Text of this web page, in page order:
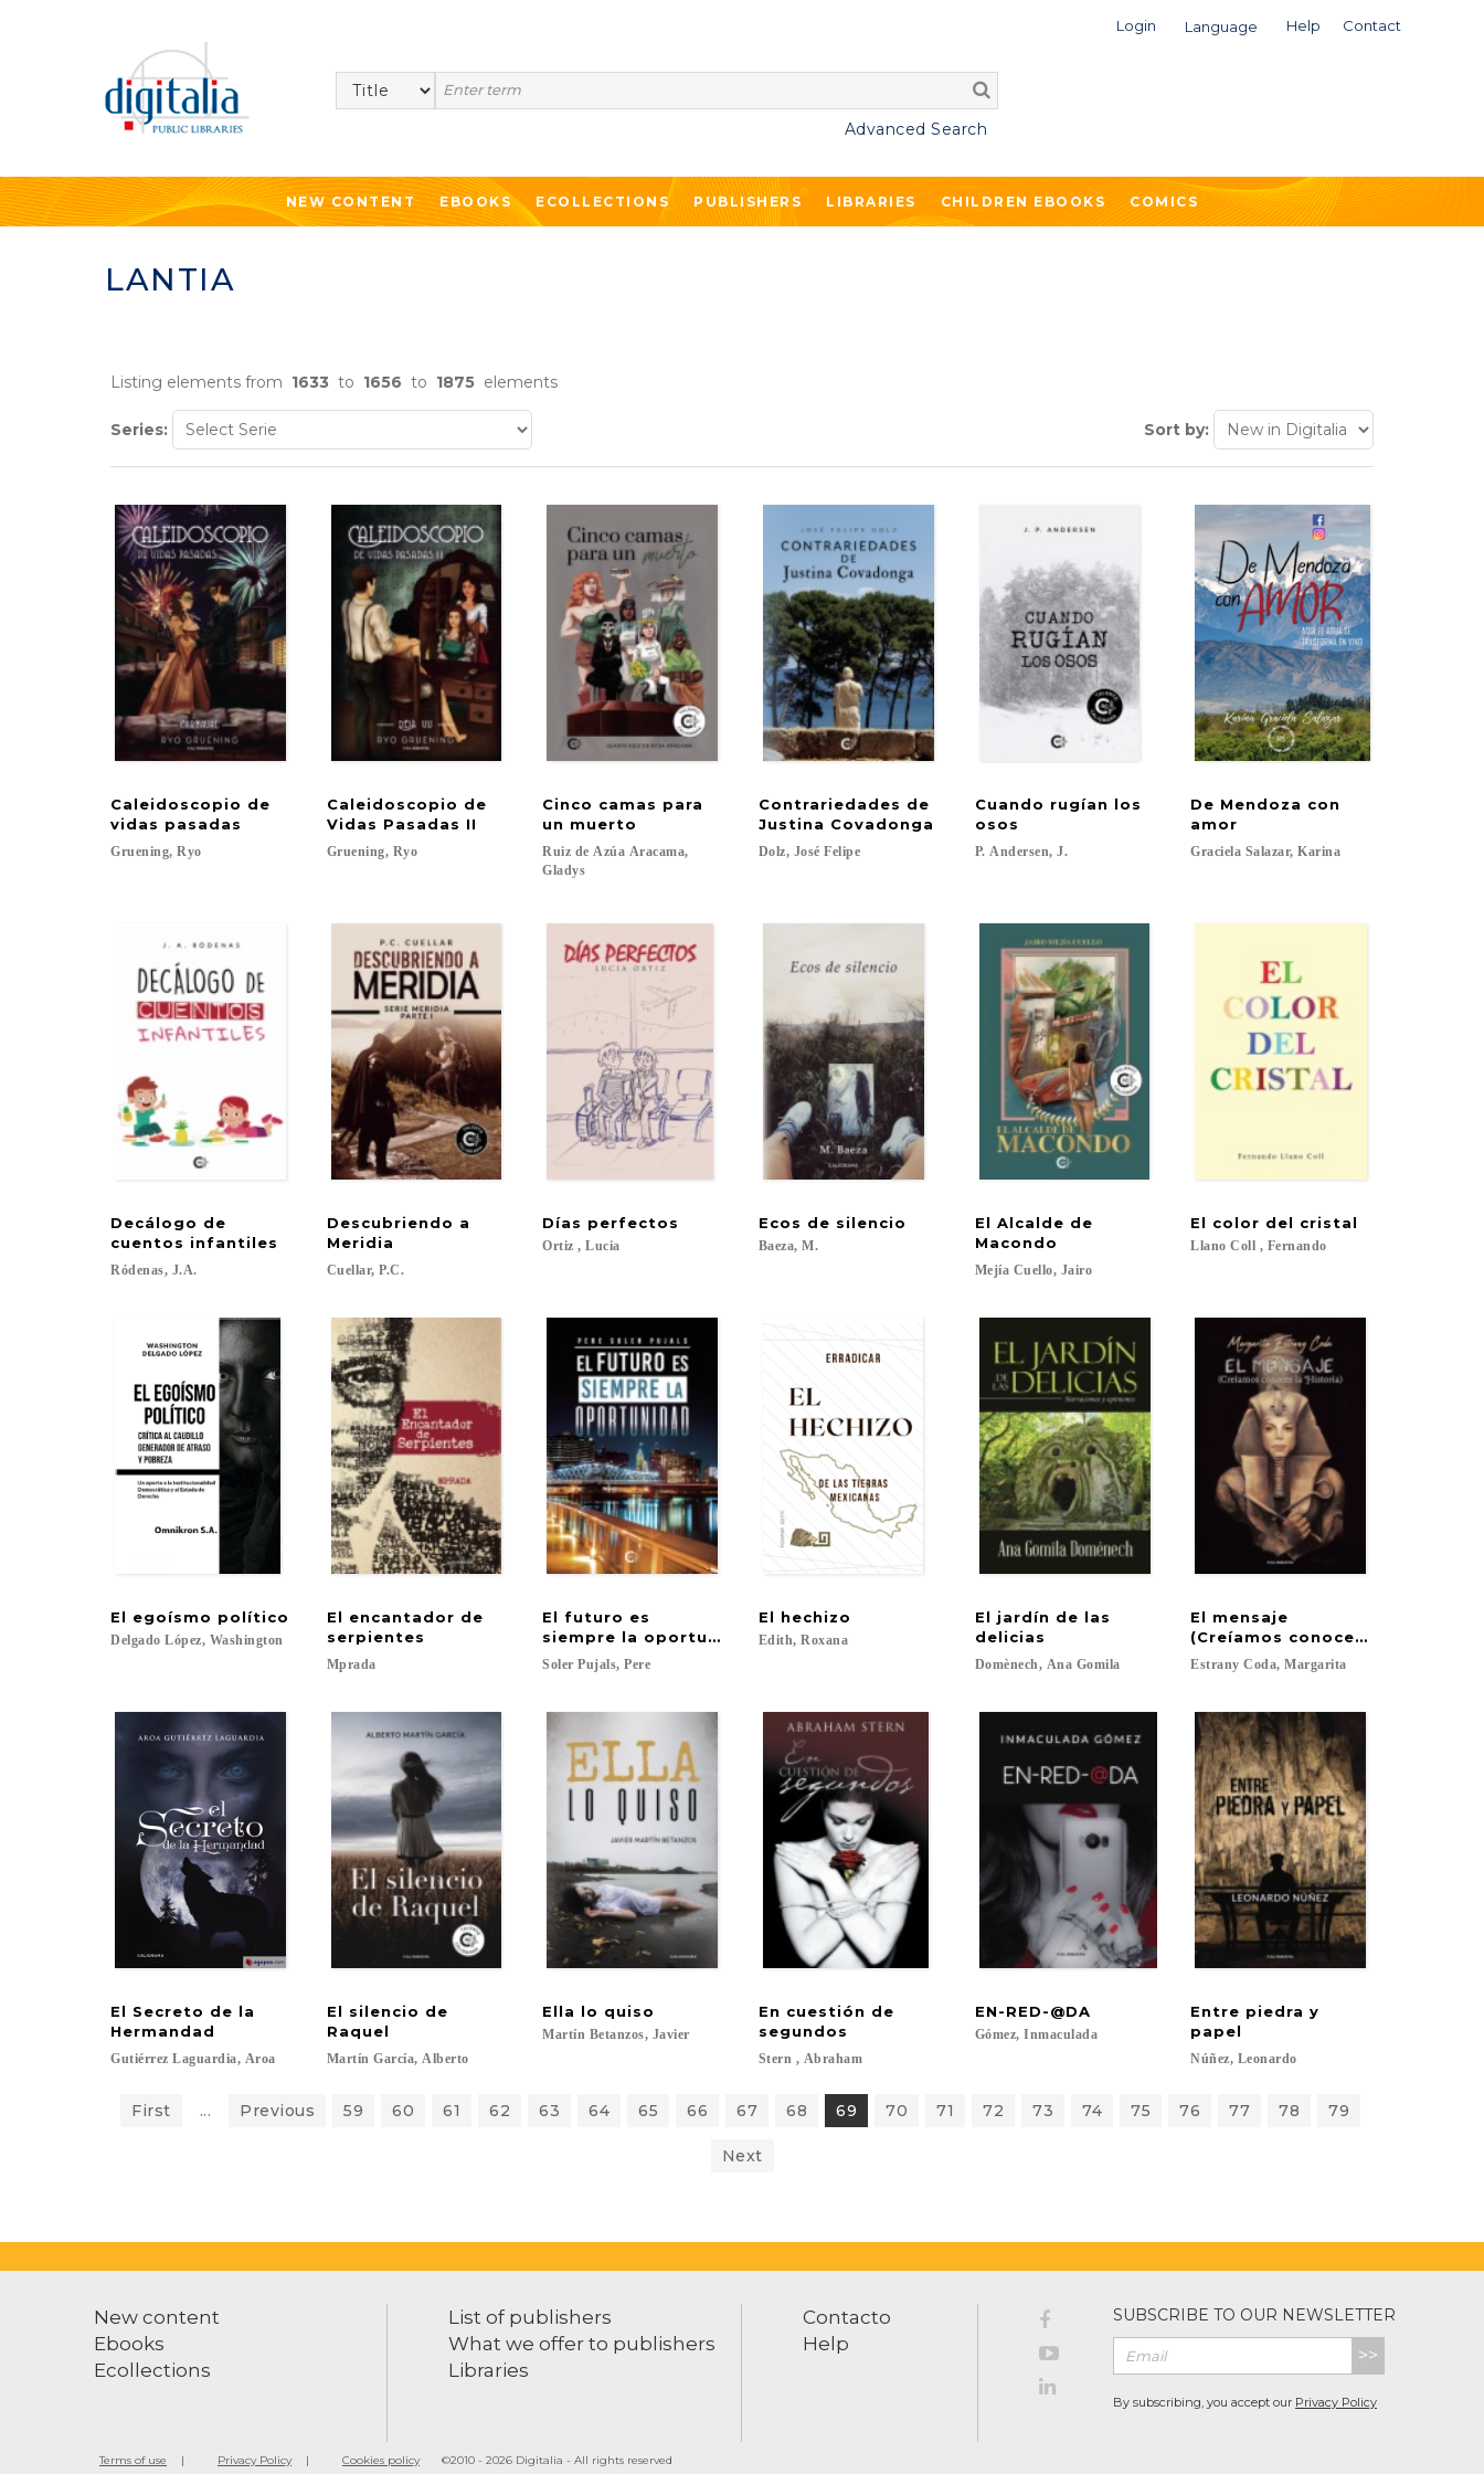
Login Language Help Contact
Search
Advanced Search
NEW CONTENT EBOOKS ECOLLECTIONS PUBLISHERS LIBRARIES CHILDREN EBOOKS COMICS
LANTIA
Listing elements from 1633 to 1656 to 1875 elements
Series: Sort by:
Caleidoscopio de
vidas pasadas
Gruening, Ryo
Caleidoscopio de
Vidas Pasadas II
Gruening, Ryo
Cinco camas para
un muerto
Ruiz de Azúa Aracama,
Gladys
Contrariedades de
Justina Covadonga
Dolz, José Felipe
Cuando rugían los
osos
P. Andersen, J.
De Mendoza con
amor
Graciela Salazar, Karina
Decálogo de
cuentos infantiles
Ródenas, J.A.
Descubriendo a
Meridia
Cuellar, P.C.
Días perfectos
Ortiz , Lucia
Ecos de silencio
Baeza, M.
El Alcalde de
Macondo
Mejía Cuello, Jairo
El color del cristal
Llano Coll , Fernando
El egoísmo político
Delgado López, Washington
El encantador de
serpientes
Mprada
El futuro es
siempre la oportunidad
Soler Pujals, Pere
El hechizo
Edith, Roxana
El jardín de las
delicias
Domènech, Ana Gomila
El mensaje
(Creíamos conocer la Historia)
Estrany Coda, Margarita
El Secreto de la
Hermandad
Gutiérrez Laguardia, Aroa
El silencio de
Raquel
Martín García, Alberto
Ella lo quiso
Martín Betanzos, Javier
En cuestión de
segundos
Stern , Abraham
EN-RED-@DA
Gómez, Inmaculada
Entre piedra y
papel
Núñez, Leonardo
First ... Previous 59 60 61 62 63 64 65 66 67 68 69 70 71 72 73 74 75 76 77 78 79
Next
New content
Ebooks
Ecollections
List of publishers
What we offer to publishers
Libraries
Contacto
Help
SUBSCRIBE TO OUR NEWSLETTER
>>
By subscribing, you accept our Privacy Policy
Terms of use Privacy Policy Cookies policy ©2010 - 2026 Digitalia - All rights reserved